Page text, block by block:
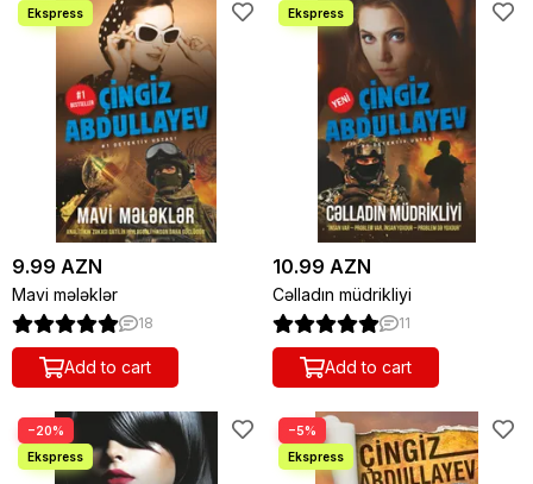
9.99 AZN
Mavi mələklər
18
Add to cart
10.99 AZN
Cəlladın müdrikliyi
11
Add to cart
−20% −5%